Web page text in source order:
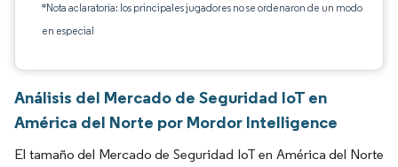
*Nota aclaratoria: los principales jugadores no se ordenaron de un modo
en especial
Análisis del Mercado de Seguridad IoT en
América del Norte por Mordor Intelligence
El tamaño del Mercado de Seguridad IoT en América del Norte